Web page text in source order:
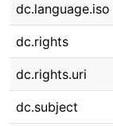
dc.language.iso
dc.rights
dc.rights.uri
dc.subject